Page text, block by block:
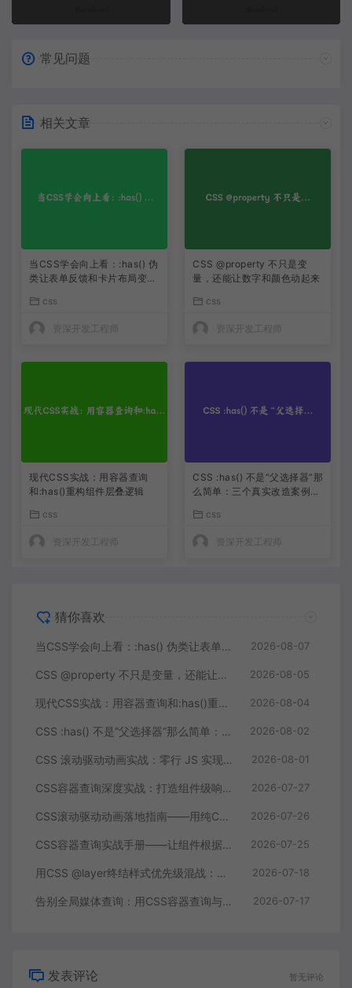
常见问题
相关文章
当CSS学会向上看：:has() 伪
类让表单反馈和卡片布局变得
css
资深开发工程师
CSS @property 不只是变
量，还能让数字和颜色动起来
css
资深开发工程师
现代CSS实战：用容器查询
和:has()重构组件层叠逻辑
css
资深开发工程师
CSS :has() 不是“父选择器”那
么简单：三个真实改造案例让
css
资深开发工程师
猜你喜欢
当CSS学会向上看：:has() 伪类让表单反馈和卡片布局变得像变魔术 2026-08-07
CSS @property 不只是变量，还能让数字和颜色动起来 2026-08-05
现代CSS实战：用容器查询和:has()重构组件层叠逻辑 2026-08-04
CSS :has() 不是“父选择器”那么简单：三个真实改造案例让我删掉了 200 行 JS 2026-08-02
CSS 滚动驱动动画实战：零行 JS 实现进度条、视差与入场特效 2026-08-01
CSS容器查询深度实战：打造组件级响应式布局 2026-07-27
CSS滚动驱动动画落地指南——用纯CSS构建滚动叙事页面的完整方案 2026-07-26
CSS容器查询实战手册——让组件根据自身尺寸而非视口自适应布局 2026-07-25
用CSS @layer终结样式优先级混战：多组件库集成的工程化解法 2026-07-18
告别全局媒体查询：用CSS容器查询与嵌套语法构建真正独立的响应式组件 2026-07-17
发表评论 暂无评论